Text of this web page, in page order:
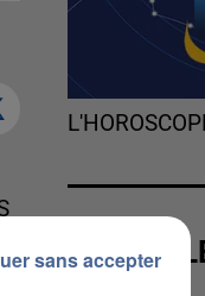
sans accepter